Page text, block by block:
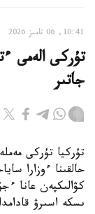
10:41, 06 تامىز 2026
تۇركى الەمى
جاتىر
تۇركيا تۇركى
حالقىنا ءوزارا
كۋالىكپەن عانا
ىسكە اسىرۋ